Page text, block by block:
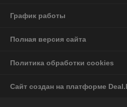
График работы
Полная версия сайта
Политика обработки cookies
Сайт создан на платформе